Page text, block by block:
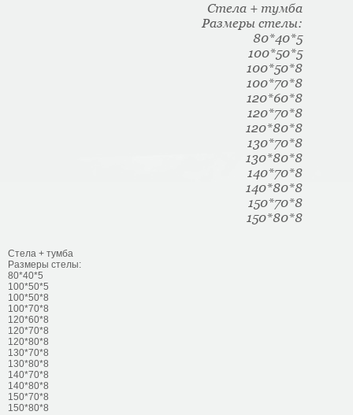
Стела + тумба
Размеры стелы:
80*40*5
100*50*5
100*50*8
100*70*8
120*60*8
120*70*8
120*80*8
130*70*8
130*80*8
140*70*8
140*80*8
150*70*8
150*80*8
Стела + тумба
Размеры стелы:
80*40*5
100*50*5
100*50*8
100*70*8
120*60*8
120*70*8
120*80*8
130*70*8
130*80*8
140*70*8
140*80*8
150*70*8
150*80*8